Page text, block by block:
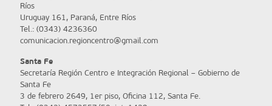
Ríos
Uruguay 161, Paraná, Entre Ríos
Tel.: (0343) 4236360
comunicacion.regioncentro@gmail.com
Santa Fe
Secretaría Región Centro e Integración Regional – Gobierno de
Santa Fe
3 de febrero 2649, 1er piso, Oficina 112, Santa Fe.